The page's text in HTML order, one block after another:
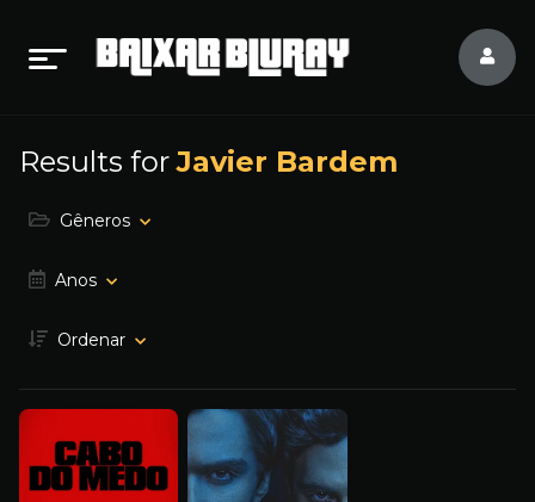
Results forJavier Bardem
Gêneros
Anos
Ordenar